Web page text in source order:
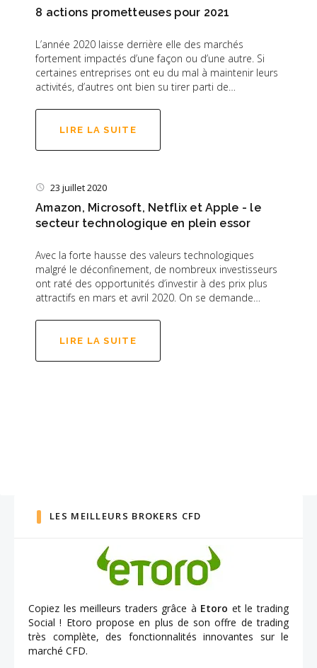
8 actions prometteuses pour 2021
L’année 2020 laisse derrière elle des marchés
fortement impactés d’une façon ou d’une autre. Si
certaines entreprises ont eu du mal à maintenir leurs
activités, d’autres ont bien su tirer parti de…
LIRE LA SUITE
23 juillet 2020
Amazon, Microsoft, Netflix et Apple - le
secteur technologique en plein essor
Avec la forte hausse des valeurs technologiques
malgré le déconfinement, de nombreux investisseurs
ont raté des opportunités d’investir à des prix plus
attractifs en mars et avril 2020. On se demande…
LIRE LA SUITE
LES MEILLEURS BROKERS CFD
Copiez les meilleurs traders grâce à Etoro et le trading
Social ! Etoro propose en plus de son offre de trading
très complète, des fonctionnalités innovantes sur le
marché CFD.